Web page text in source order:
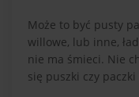
Może to być pusty
willowe, lub inne,
nie ma śmieci. Nie
się puszki czy